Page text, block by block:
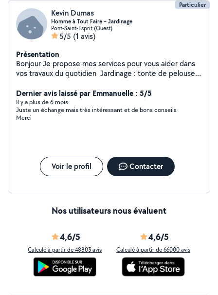
Particulier
Kevin Dumas
Homme à Tout Faire – Jardinage
Pont-Saint-Esprit (Ouest)
5/5 (1 avis)
Présentation
Bonjour Je propose mes services pour vous aider dans
vos travaux du quotidien Jardinage : tonte de pelouse,
d'arbres. Déménagement : aide au transport,
chargement/déchargement, manutention. Débarras :
cave, grenier, garage, encombrants. Bricolage : petits
travaux, montage de meubles, réparations diverses. Je
Dernier avis laissé par Emmanuelle : 5/5
Il y a plus de 6 mois
Juste un échange mais très intéressant et de bons conseils
Merci
Voir le profil Contacter
Nos utilisateurs nous évaluent
4,6/5
Calculé à partir de 48803 avis
4,6/5
Calculé à partir de 66000 avis